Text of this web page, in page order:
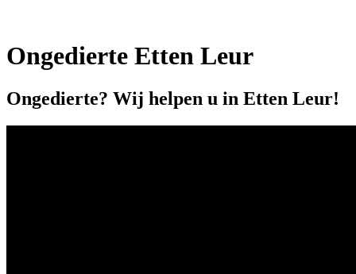
Ongedierte Etten Leur
Ongedierte? Wij helpen u in Etten Leur!